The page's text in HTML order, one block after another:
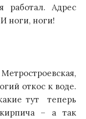
работал. Адрес
ноги, ноги!
откос к воде.
тут теперь
– а так